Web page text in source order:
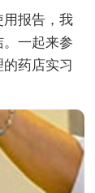
报告，我
一起来参
药店实习